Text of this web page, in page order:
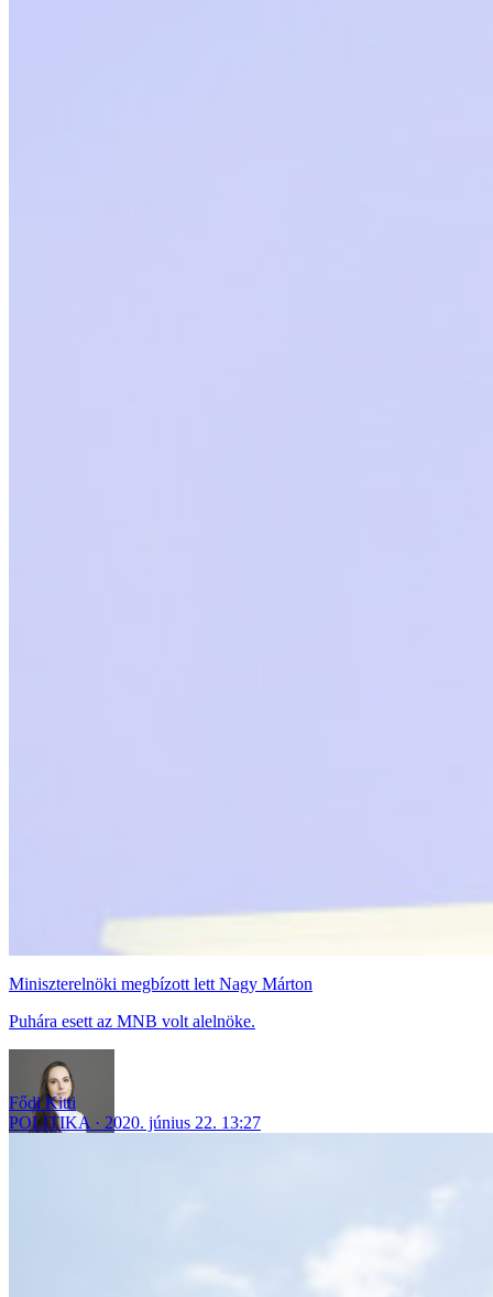
Miniszterelnöki megbízott lett Nagy Márton
Puhára esett az MNB volt alelnöke.
Fődi Kitti
POLITIKA
2020. június 22. 13:27